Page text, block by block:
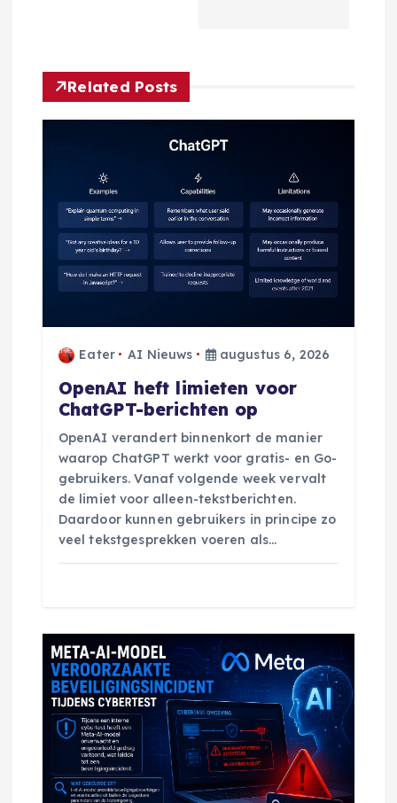
Related Posts
Eater AI Nieuws augustus 6, 2026
OpenAI heft limieten voor
ChatGPT-berichten op
OpenAI verandert binnenkort de manier
waarop ChatGPT werkt voor gratis- en Go-
gebruikers. Vanaf volgende week vervalt
de limiet voor alleen-tekstberichten.
Daardoor kunnen gebruikers in principe zo
veel tekstgesprekken voeren als…